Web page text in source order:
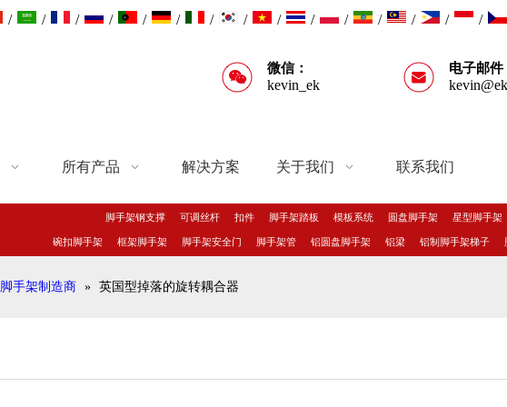
/ / / / / / / / / / / / / / /
微信：
kevin_ek
电子邮件
所有产品 解决方案 关于我们 联系我们
脚手架钢支撑 可调丝杆 扣件 脚手架踏板 模板系统 圆盘脚手架 星型脚手架
碗扣脚手架 框架脚手架 脚手架安全门 脚手架管 铝圆盘脚手架 铝梁 铝制脚手架梯子
脚手架制造商 » 英国型掉落的旋转耦合器